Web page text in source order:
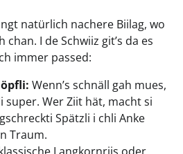
natürlich nachere Biilag, wo
chan. I de Schwiiz git’s da es
immer passed:
Wenn’s schnäll gah mues,
super. Wer Ziit hät, macht si
Spätzli i chli Anke
Traum.